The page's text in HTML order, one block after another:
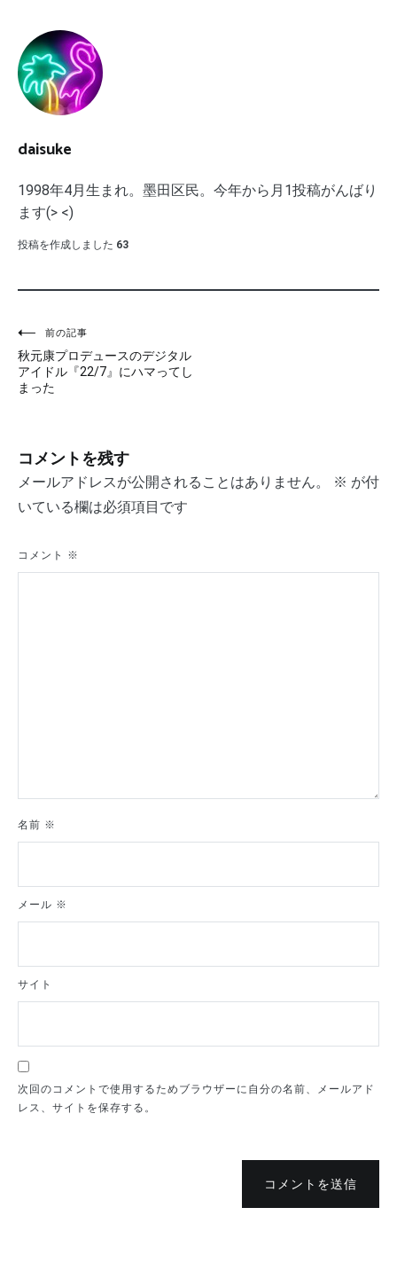
daisuke
1998年4月生まれ。墨田区民。今年から月1投稿がんばり
ます(> <)
投稿を作成しました 63
投
稿
ナ
ゲ
ー
ョ
前の記事
秋元康プロデュースのデジタル
アイドル『22/7』にハマってし
まった
コメントを残す
メールアドレスが公開されることはありません。 ※ が付
いている欄は必須項目です
コメント ※
名前 ※
メール ※
サイト
次回のコメントで使用するためブラウザーに自分の名前、メールアド
レス、サイトを保存する。
コメントを送信